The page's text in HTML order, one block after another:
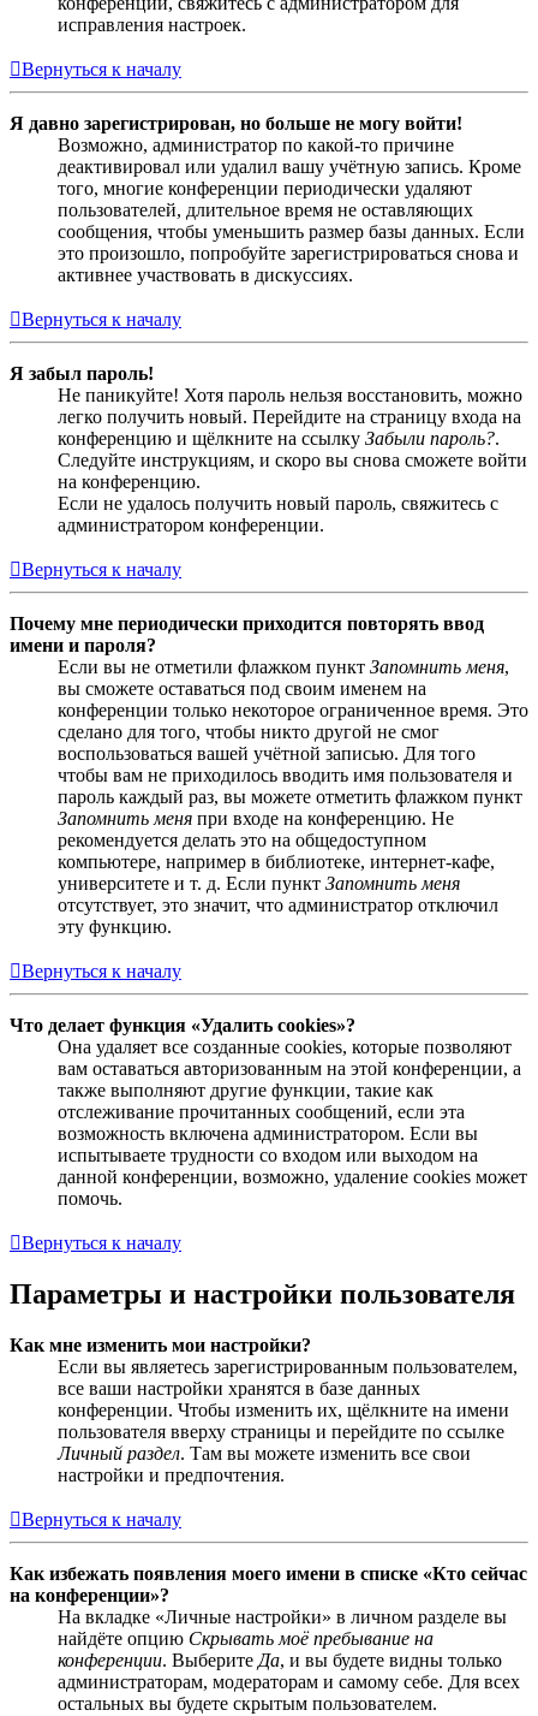
исправления настроек.
Вернуться к началу
Я давно зарегистрирован, но больше не могу войти!
Возможно, администратор по какой-то причине
деактивировал или удалил вашу учётную запись. Кроме
того, многие конференции периодически удаляют
пользователей, длительное время не оставляющих
сообщения, чтобы уменьшить размер базы данных. Если
это произошло, попробуйте зарегистрироваться снова и
активнее участвовать в дискуссиях.
Вернуться к началу
Я забыл пароль!
Не паникуйте! Хотя пароль нельзя восстановить, можно
легко получить новый. Перейдите на страницу входа на
конференцию и щёлкните на ссылку Забыли пароль?.
Следуйте инструкциям, и скоро вы снова сможете войти
на конференцию.
Если не удалось получить новый пароль, свяжитесь с
администратором конференции.
Вернуться к началу
Почему мне периодически приходится повторять ввод
имени и пароля?
Если вы не отметили флажком пункт Запомнить меня,
вы сможете оставаться под своим именем на
конференции только некоторое ограниченное время. Это
сделано для того, чтобы никто другой не смог
воспользоваться вашей учётной записью. Для того
чтобы вам не приходилось вводить имя пользователя и
пароль каждый раз, вы можете отметить флажком пункт
Запомнить меня при входе на конференцию. Не
рекомендуется делать это на общедоступном
компьютере, например в библиотеке, интернет-кафе,
университете и т. д. Если пункт Запомнить меня
отсутствует, это значит, что администратор отключил
эту функцию.
Вернуться к началу
Что делает функция «Удалить cookies»?
Она удаляет все созданные cookies, которые позволяют
вам оставаться авторизованным на этой конференции, а
также выполняют другие функции, такие как
отслеживание прочитанных сообщений, если эта
возможность включена администратором. Если вы
испытываете трудности со входом или выходом на
данной конференции, возможно, удаление cookies может
помочь.
Вернуться к началу
Параметры и настройки пользователя
Как мне изменить мои настройки?
Если вы являетесь зарегистрированным пользователем,
все ваши настройки хранятся в базе данных
конференции. Чтобы изменить их, щёлкните на имени
пользователя вверху страницы и перейдите по ссылке
Личный раздел. Там вы можете изменить все свои
настройки и предпочтения.
Вернуться к началу
Как избежать появления моего имени в списке «Кто сейчас
на конференции»?
На вкладке «Личные настройки» в личном разделе вы
найдёте опцию Скрывать моё пребывание на
конференции. Выберите Да, и вы будете видны только
администраторам, модераторам и самому себе. Для всех
остальных вы будете скрытым пользователем.